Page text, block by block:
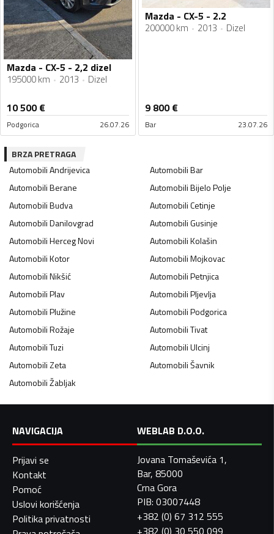
Mazda - CX-5 - 2,2 dizel
195000 km 2013 Dizel
10 500€
Podgorica 26.07.26
Mazda - CX-5 - 2.2
200000 km 2013 Dizel
9 800€
Bar 23.07.26
BRZA PRETRAGA
AutomobiliAndrijevica AutomobiliBar
AutomobiliBerane AutomobiliBijelo Polje
AutomobiliBudva AutomobiliCetinje
AutomobiliDanilovgrad AutomobiliGusinje
AutomobiliHerceg Novi AutomobiliKolašin
AutomobiliKotor AutomobiliMojkovac
AutomobiliNikšić AutomobiliPetnjica
AutomobiliPlav AutomobiliPljevlja
AutomobiliPlužine AutomobiliPodgorica
AutomobiliRožaje AutomobiliTivat
AutomobiliTuzi AutomobiliUlcinj
AutomobiliZeta AutomobiliŠavnik
AutomobiliŽabljak
NAVIGACIJA
Prijavi se
Kontakt
Pomoć
Uslovi korišćenja
Politika privatnosti
WEBLAB D.O.O.
Jovana Tomaševića 1,
Bar, 85000
Crna Gora
PIB: 03007448
+382 (0) 67 312 555
+382 (0) 30 550 099